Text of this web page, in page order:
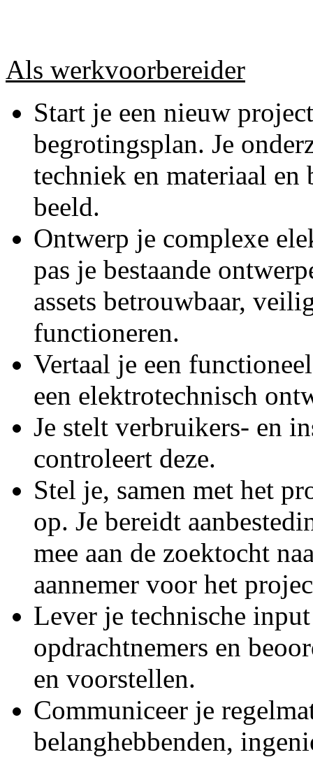
Als werkvoorbereider
Start je een nieuw
begrotingsplan. Je
techniek en materiaal en
beeld.
Ontwerp je complexe
pas je bestaande
assets betrouwbaar,
functioneren.
Vertaal je een
een elektrotechnisch
Je stelt verbruikers- en
controleert deze.
Stel je, samen met het
op. Je bereidt
mee aan de zoektocht
aannemer voor het
Lever je technische
opdrachtnemers en
en voorstellen.
Communiceer je
belanghebbenden,